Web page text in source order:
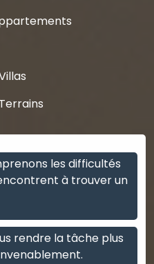
les difficultés
à trouver un
rendre la tâche plus